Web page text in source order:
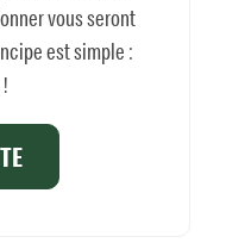
vous seront
est simple :